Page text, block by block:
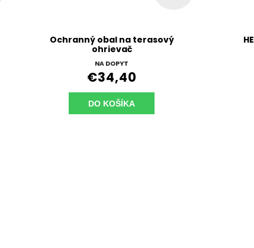
Ochranný obal na terasový
ohrievač
NA DOPYT
€34,40
DO KOŠÍKA